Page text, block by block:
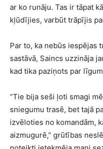
ar ko runāju. Tas ir tāpat
kļūdījies, varbūt trāpījis
Par to, ka nebūs iespējas
sastāvā, Saincs uzzināja
kad tika paziņots par
“Tie bija seši ļoti smagi
sniegumu trasē, bet tajā
izvēloties no komandām,
aizmugurē,” grūtības